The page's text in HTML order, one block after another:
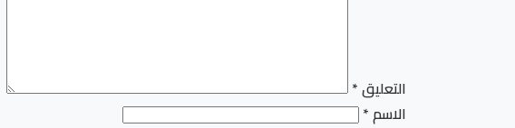
التعليق*
الاسم*